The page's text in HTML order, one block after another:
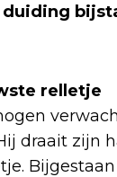
relletje
draait zijn